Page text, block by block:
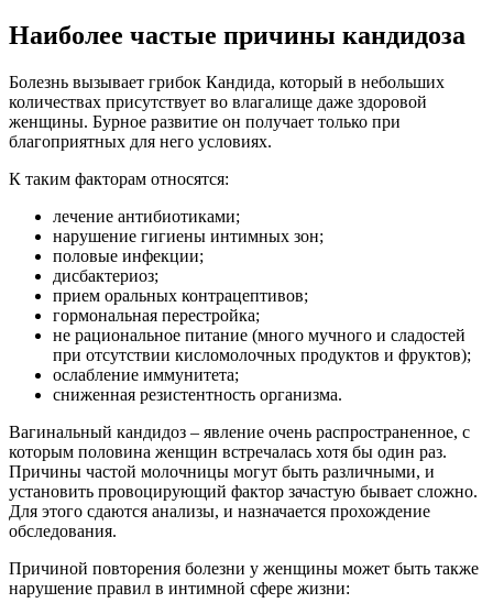
Наиболее частые причины кандидоза
Болезнь вызывает грибок Кандида, который в небольших
количествах присутствует во влагалище даже здоровой
женщины. Бурное развитие он получает только при
благоприятных для него условиях.
К таким факторам относятся:
лечение антибиотиками;
нарушение гигиены интимных зон;
половые инфекции;
дисбактериоз;
прием оральных контрацептивов;
гормональная перестройка;
не рациональное питание (много мучного и сладостей
при отсутствии кисломолочных продуктов и фруктов);
ослабление иммунитета;
сниженная резистентность организма.
Вагинальный кандидоз – явление очень распространенное, с
которым половина женщин встречалась хотя бы один раз.
Причины частой молочницы могут быть различными, и
установить провоцирующий фактор зачастую бывает сложно.
Для этого сдаются анализы, и назначается прохождение
обследования.
Причиной повторения болезни у женщины может быть также
нарушение правил в интимной сфере жизни: